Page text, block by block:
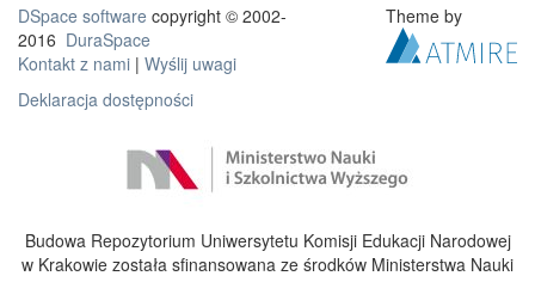
DSpace software copyright © 2002-
2016 DuraSpace
Kontakt z nami | Wyślij uwagi
Deklaracja dostępności
Theme by
Budowa Repozytorium Uniwersytetu Komisji Edukacji Narodowej
w Krakowie została sfinansowana ze środków Ministerstwa Nauki